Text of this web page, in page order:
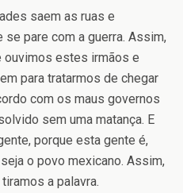
saem as ruas e
pare com a guerra. Assim,
ouvimos estes irmãos e
para tratarmos de chegar
com os maus governos
sem uma matança. E
porque esta gente é,
o povo mexicano. Assim,
a palavra.